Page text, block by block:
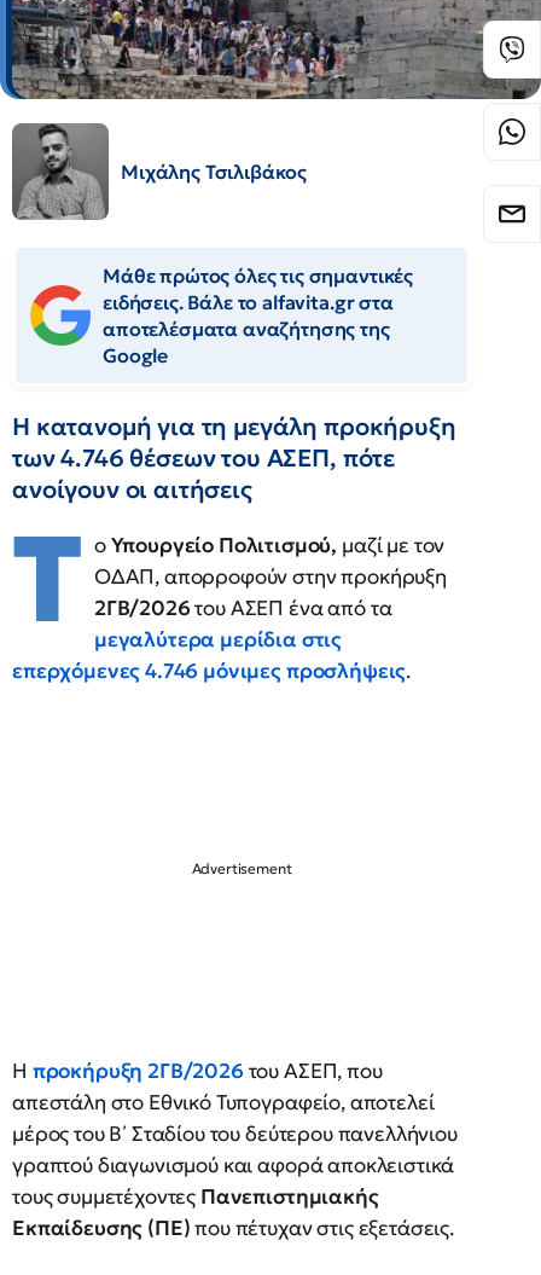
Μιχάλης Τσιλιβάκος
Μάθε πρώτος όλες τις σημαντικές
ειδήσεις. Βάλε το alfavita.gr στα
αποτελέσματα αναζήτησης της
Google
Η κατανομή για τη μεγάλη προκήρυξη
των 4.746 θέσεων του ΑΣΕΠ, πότε
ανοίγουν οι αιτήσεις
Τ οΥπουργείο Πολιτισμού, μαζί με τον
ΟΔΑΠ, απορροφούν στην προκήρυξη
2ΓΒ/2026του ΑΣΕΠ ένα από τα
μεγαλύτερα μερίδια στις
επερχόμενες 4.746 μόνιμες προσλήψεις.
Η προκήρυξη 2ΓΒ/2026 του ΑΣΕΠ, που
απεστάλη στο Εθνικό Τυπογραφείο, αποτελεί
μέρος του Β΄ Σταδίου του δεύτερου πανελλήνιου
γραπτού διαγωνισμού και αφορά αποκλειστικά
τους συμμετέχοντες Πανεπιστημιακής
Εκπαίδευσης (ΠΕ)που πέτυχαν στις εξετάσεις.